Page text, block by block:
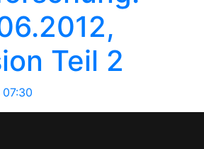
Teil 2